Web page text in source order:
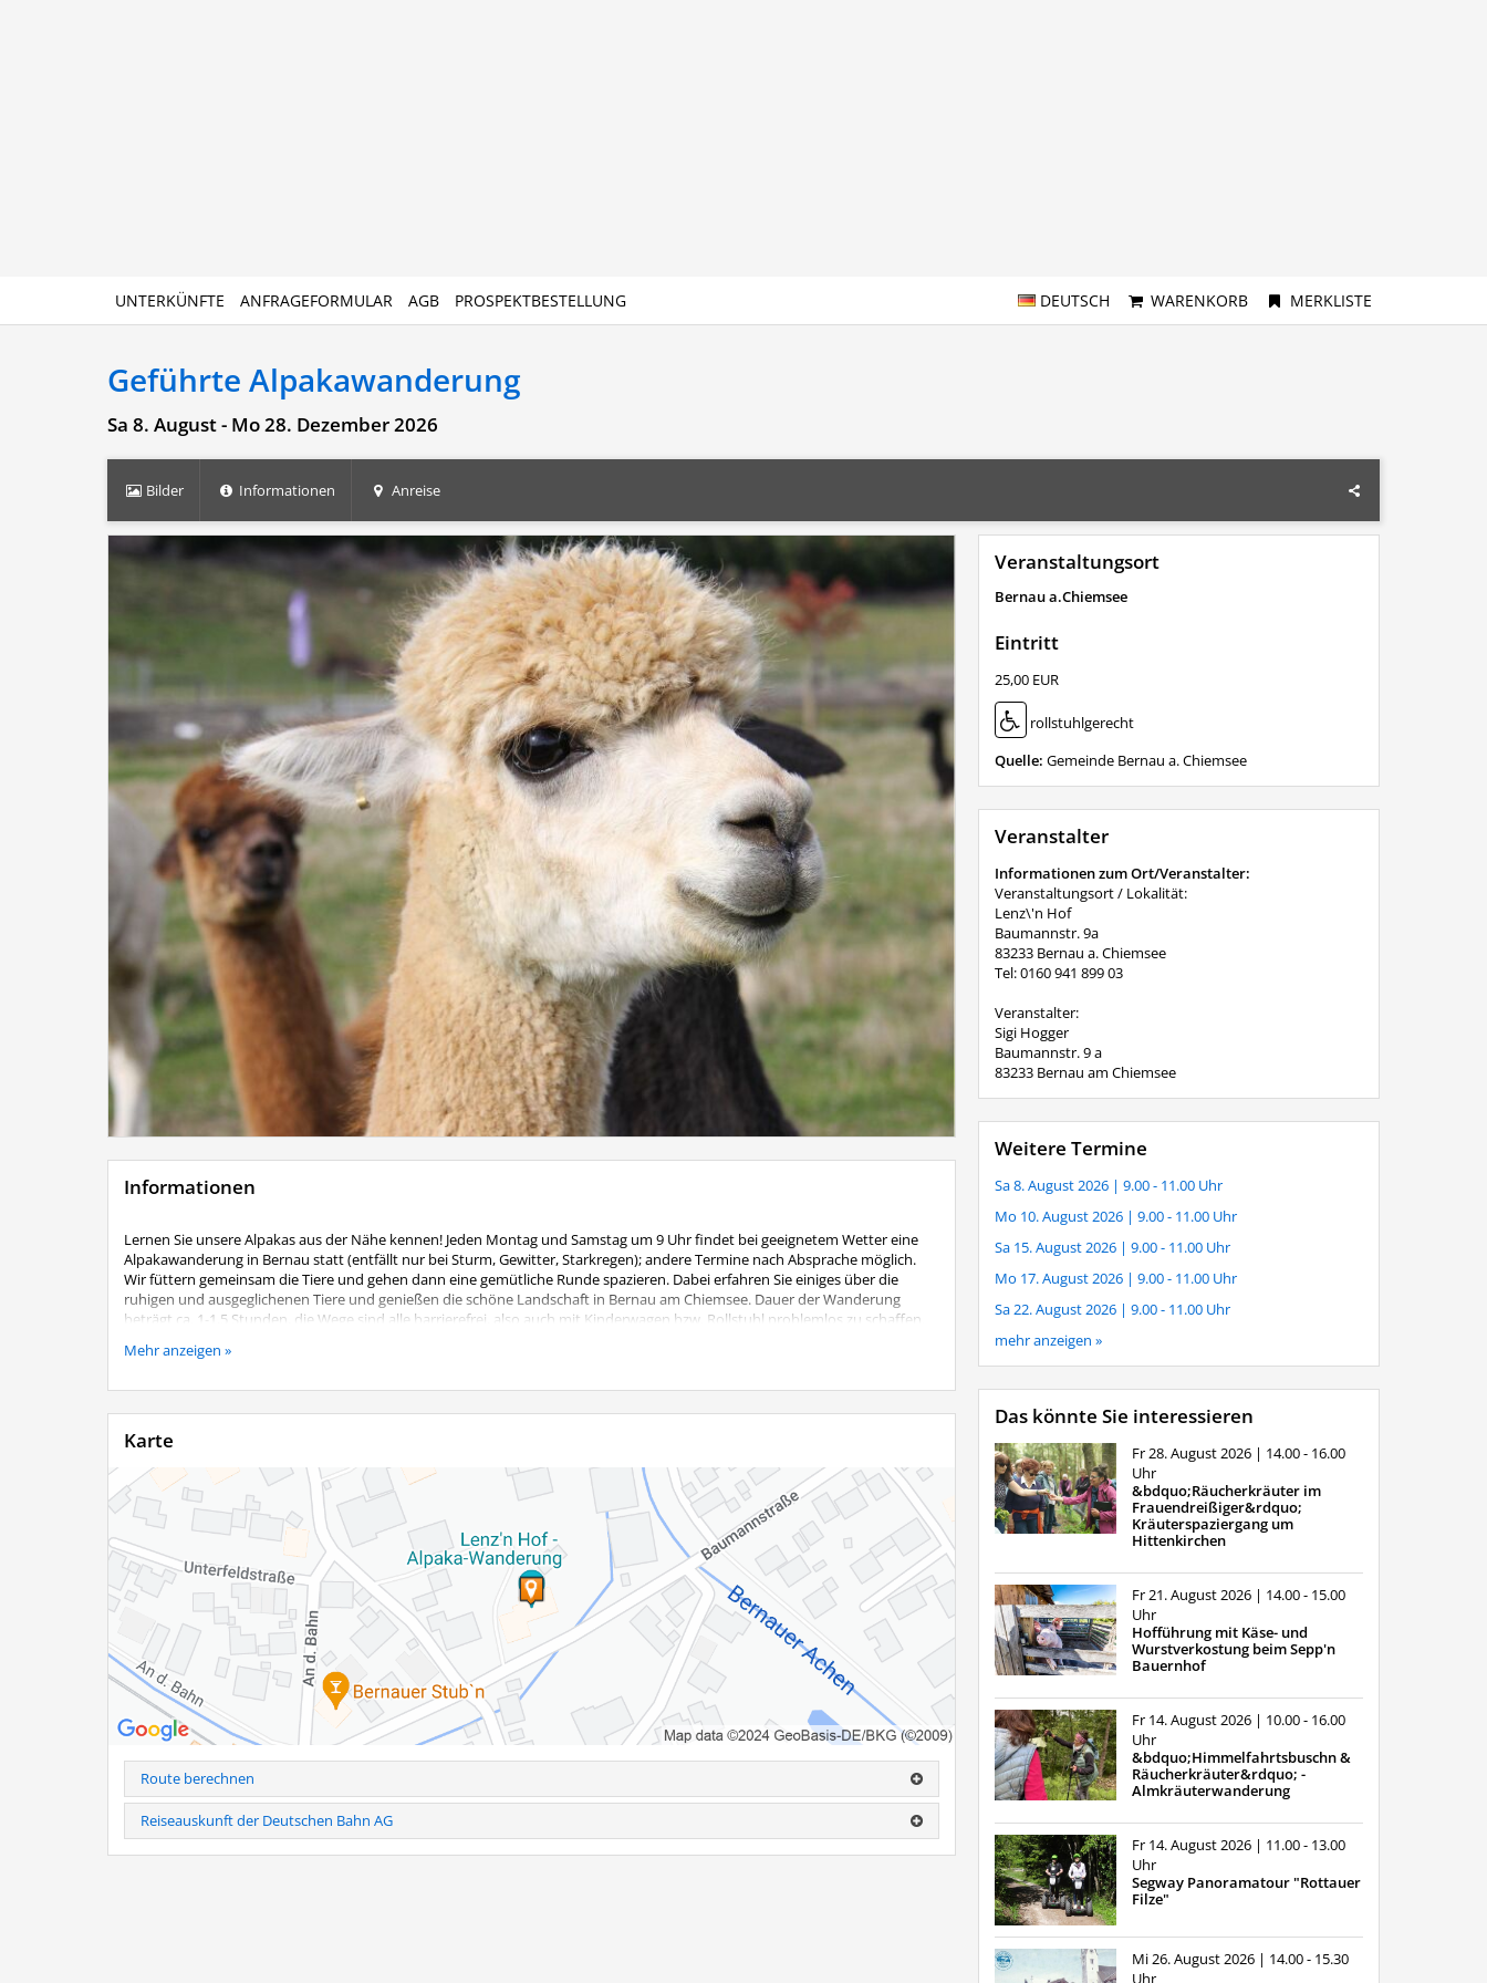
DEUTSCH WARENKORB MERKLISTE
UNTERKÜNFTE ANFRAGEFORMULAR AGB PROSPEKTBESTELLUNG
Geführte Alpakawanderung
Sa 8. August - Mo 28. Dezember 2026
Bilder Informationen Anreise
Informationen
Lernen Sie unsere Alpakas aus der Nähe kennen! Jeden Montag und Samstag um 9 Uhr findet bei geeignetem Wetter eine
Alpakawanderung in Bernau statt (entfällt nur bei Sturm, Gewitter, Starkregen); andere Termine nach Absprache möglich.
Wir füttern gemeinsam die Tiere und gehen dann eine gemütliche Runde spazieren. Dabei erfahren Sie einiges über die
ruhigen und ausgeglichenen Tiere und genießen die schöne Landschaft in Bernau am Chiemsee. Dauer der Wanderung
beträgt ca. 1-1,5 Stunden, die Wege sind alle barrierefrei, also auch mit Kinderwagen bzw. Rollstuhl problemlos zu schaffen.
Kosten:
Begleitpersonen ohne eigenes Alpaka 5,00 €
Kinder bis 12 Jahre nur in Begleitung eines Erwachsenen, Kinder bis 6 Jahre wandern kostenlos mit.
Eine Anmeldung ist unbedingt telefonisch erforderlich:
Lenz´n Hof
Familie Hogger
Baumannstr. 9 a
83233 Bernau am Chiemsee
Tel.: 0160-941 899 03
Hinweis
: Telefonische Anmeldung erforderlich unter Tel.: 0160-94189903
Bei kurzfristiger Stornierung (24h vorher) und Nichterscheinen, wird eine Ausfallrechnung gestellt.
Weitere Infos als PDF
Mehr anzeigen »
Karte
Route berechnen
Reiseauskunft der Deutschen Bahn AG
Veranstaltungsort
Bernau a.Chiemsee
Eintritt
25,00 EUR
rollstuhlgerecht
Quelle: Gemeinde Bernau a. Chiemsee
Veranstalter
Informationen zum Ort/Veranstalter:
Veranstaltungsort / Lokalität:
Lenz\'n Hof
Baumannstr. 9a
83233 Bernau a. Chiemsee
Tel: 0160 941 899 03
Veranstalter:
Sigi Hogger
Baumannstr. 9 a
83233 Bernau am Chiemsee
Weitere Termine
Sa 8. August 2026 | 9.00 - 11.00 Uhr
Mo 10. August 2026 | 9.00 - 11.00 Uhr
Sa 15. August 2026 | 9.00 - 11.00 Uhr
Mo 17. August 2026 | 9.00 - 11.00 Uhr
Sa 22. August 2026 | 9.00 - 11.00 Uhr
mehr anzeigen »
Das könnte Sie interessieren
Fr 28. August 2026 | 14.00 - 16.00
Uhr
&bdquo;Räucherkräuter im
Frauendreißiger&rdquo;
Kräuterspaziergang um
Hittenkirchen
Fr 21. August 2026 | 14.00 - 15.00
Uhr
Hofführung mit Käse- und
Wurstverkostung beim Sepp'n
Bauernhof
Fr 14. August 2026 | 10.00 - 16.00
Uhr
&bdquo;Himmelfahrtsbuschn &
Räucherkräuter&rdquo; -
Almkräuterwanderung
Fr 14. August 2026 | 11.00 - 13.00
Uhr
Segway Panoramatour "Rottauer
Filze"
Mi 26. August 2026 | 14.00 - 15.30
Uhr